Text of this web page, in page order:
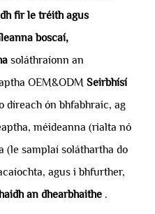
fir le tréith agus
boscaí,
soláthraíonn an
OEM&ODM Seirbhísí
díreach ón bhfabhraic, ag
méideanna (rialta nó
(le samplaí soláthartha do
agus i bhfurther,
an dhearbhaithe .